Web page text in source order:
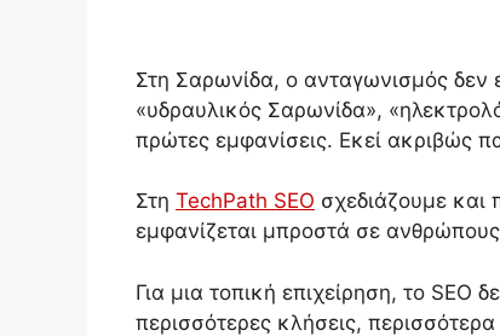
Στη Σαρωνίδα, ο ανταγωνισμός δεν
«υδραυλικός Σαρωνίδα»,
πρώτες εμφανίσεις. Εκεί ακριβώς
Στη TechPath SEO σχεδιάζουμε και
εμφανίζεται μπροστά σε
Για μια τοπική επιχείρηση, το SEO
περισσότερες κλήσεις,